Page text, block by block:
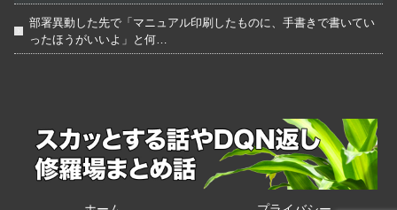
部署異動した先で「マニュアル印刷したものに、手書きで書いてい
ったほうがいいよ」と何…